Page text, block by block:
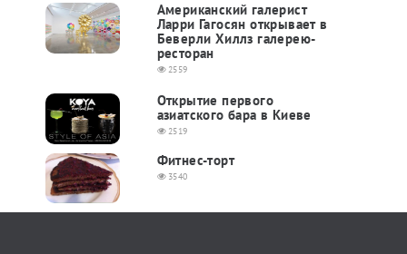
Американский галерист
Ларри Гагосян открывает в
Беверли Хиллз галерею-
ресторан
2559
Открытие первого
азиатского бара в Киеве
2519
Фитнес-торт
3540